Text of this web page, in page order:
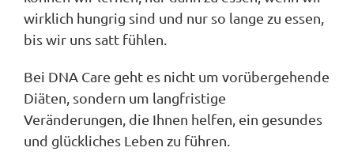
wirklich hungrig sind und nur so lange zu essen,
bis wir uns satt fühlen.
Bei DNA Care geht es nicht um vorübergehende
Diäten, sondern um langfristige
Veränderungen, die Ihnen helfen, ein gesundes
und glückliches Leben zu führen.